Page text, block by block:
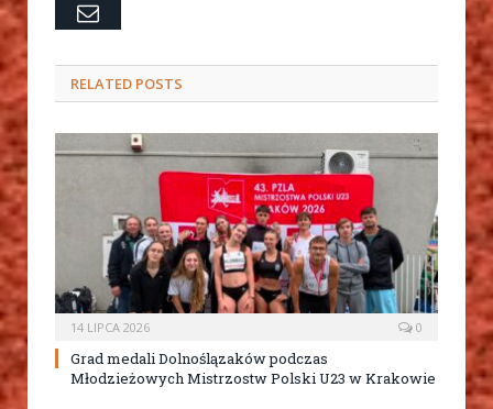
Email
RELATED POSTS
14 LIPCA 2026 0
Grad medali Dolnoślązaków podczas
Młodzieżowych Mistrzostw Polski U23 w Krakowie